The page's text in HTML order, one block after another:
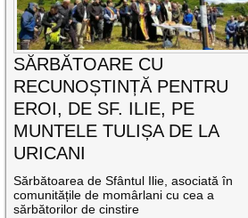
SĂRBĂTOARE CU
RECUNOȘTINȚĂ PENTRU
EROI, DE SF. ILIE, PE
MUNTELE TULIȘA DE LA
URICANI
Sărbătoarea de Sfântul Ilie, asociată în
comunitățile de momârlani cu cea a
sărbătorilor de cinstire